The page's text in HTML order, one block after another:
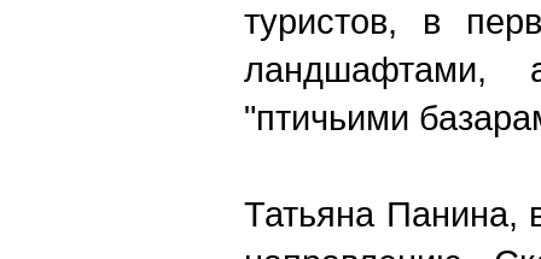
туристов, в
ландшафтами,
"птичьими
Татьяна Панина,